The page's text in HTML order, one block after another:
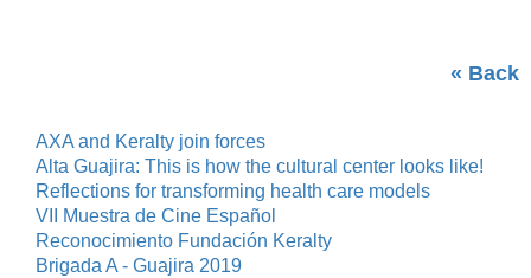
« Back
AXA and Keralty join forces
Alta Guajira: This is how the cultural center looks like!
Reflections for transforming health care models
VII Muestra de Cine Español
Reconocimiento Fundación Keralty
Brigada A - Guajira 2019